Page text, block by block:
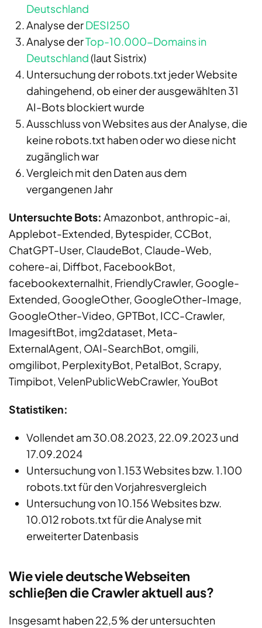
Deutschland
Analyse derDESI250
Analyse derTop-10.000-Domains in
Deutschland(laut Sistrix)
Untersuchung der robots.txt jeder Website
dahingehend, ob einer der ausgewählten 31
AI-Bots blockiert wurde
Ausschluss von Websites aus der Analyse, die
keine robots.txt haben oder wo diese nicht
zugänglich war
Vergleich mit den Daten aus dem
vergangenen Jahr
Untersuchte Bots: Amazonbot, anthropic-ai,
Applebot-Extended, Bytespider, CCBot,
ChatGPT-User, ClaudeBot, Claude-Web,
cohere-ai, Diffbot, FacebookBot,
facebookexternalhit, FriendlyCrawler, Google-
Extended, GoogleOther, GoogleOther-Image,
GoogleOther-Video, GPTBot, ICC-Crawler,
ImagesiftBot, img2dataset, Meta-
ExternalAgent, OAI-SearchBot, omgili,
omgilibot, PerplexityBot, PetalBot, Scrapy,
Timpibot, VelenPublicWebCrawler, YouBot
Statistiken:
Vollendet am 30.08.2023, 22.09.2023 und
17.09.2024
Untersuchung von 1.153 Websites bzw. 1.100
robots.txt für den Vorjahresvergleich
Untersuchung von 10.156 Websites bzw.
10.012 robots.txt für die Analyse mit
erweiterter Datenbasis
Wie viele deutsche Webseiten
schließen die Crawler aktuell aus?
Insgesamt haben 22,5 % der untersuchten